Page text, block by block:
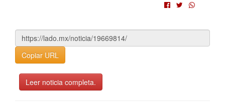
Copiar URL
Leer noticia completa.